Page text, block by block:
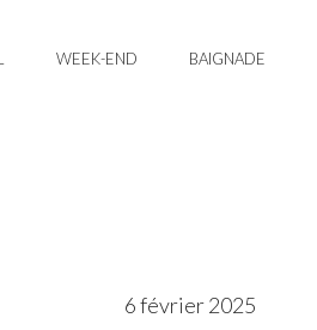
WEEK-END BAIGNADE
6 février 2025